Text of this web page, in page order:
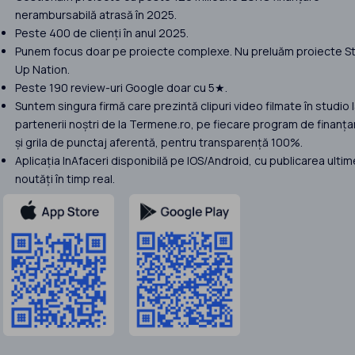
nerambursabilă atrasă în 2025.
Peste 400 de clienți în anul 2025.
Punem focus doar pe proiecte complexe. Nu preluăm proiecte
Up Nation.
Peste 190 review-uri Google doar cu 5★.
Suntem singura firmă care prezintă clipuri video filmate în studio
partenerii noștri de la Termene.ro, pe fiecare program de
și grila de punctaj aferentă, pentru transparență 100%.
Aplicația InAfaceri disponibilă pe IOS/Android, cu publicarea
noutăți în timp real.